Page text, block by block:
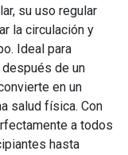
su uso regular
la circulación y
Ideal para
de un
en un
salud física. Con
a todos
hasta